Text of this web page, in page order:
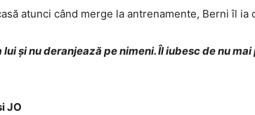
atunci când merge la antrenamente, Berni îl ia
și nu deranjează pe nimeni. Îl iubesc de nu mai
JO